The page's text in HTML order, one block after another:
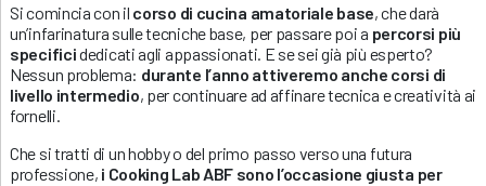
Si comincia con il corso di cucina amatoriale base, che darà
un’infarinatura sulle tecniche base, per passare poi a percorsi più
specificidedicati agli appassionati. E se sei già più esperto?
Nessun problema: durante l’anno attiveremo anche corsi di
livello intermedio, per continuare ad affinare tecnica e creatività ai
fornelli.
Che si tratti di un hobby o del primo passo verso una futura
professione, i Cooking Lab ABF sono l’occasione giusta per